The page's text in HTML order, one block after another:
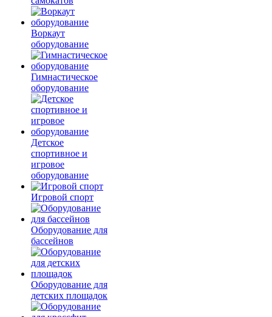
Воркаут
оборудование
Гимнастическое
оборудование
Детское
спортивное и
игровое
оборудование
Игровой спорт
Оборудование для
бассейнов
Оборудование для
детских площадок